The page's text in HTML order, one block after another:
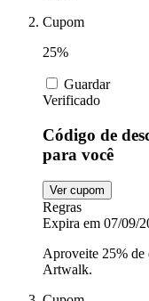
Cupom
25%
Guardar
Verificado
Código de
para você
Ver cupom
Regras
Expira em 07/09/
Aproveite 25% de
Artwalk.